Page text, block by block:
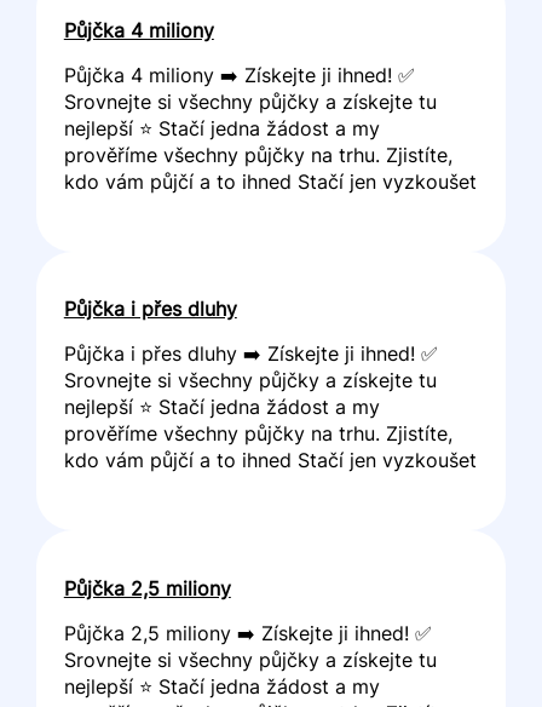
Půjčka 4 miliony
Půjčka 4 miliony ➡️ Získejte ji ihned! ✅
Srovnejte si všechny půjčky a získejte tu
nejlepší ⭐ Stačí jedna žádost a my
prověříme všechny půjčky na trhu. Zjistíte,
kdo vám půjčí a to ihned Stačí jen vyzkoušet
Půjčka i přes dluhy
Půjčka i přes dluhy ➡️ Získejte ji ihned! ✅
Srovnejte si všechny půjčky a získejte tu
nejlepší ⭐ Stačí jedna žádost a my
prověříme všechny půjčky na trhu. Zjistíte,
kdo vám půjčí a to ihned Stačí jen vyzkoušet
Půjčka 2,5 miliony
Půjčka 2,5 miliony ➡️ Získejte ji ihned! ✅
Srovnejte si všechny půjčky a získejte tu
nejlepší ⭐ Stačí jedna žádost a my